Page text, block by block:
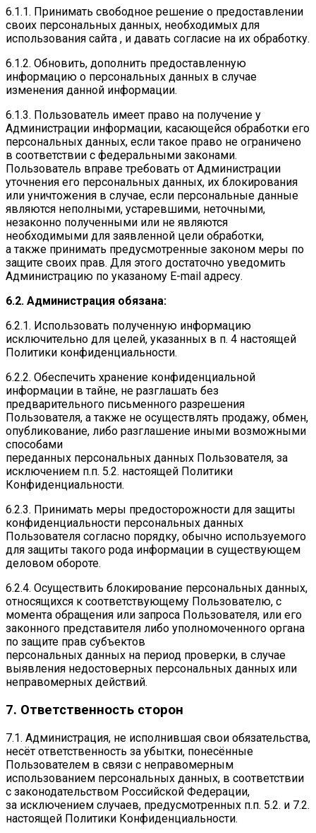
6.1.1. Принимать свободное решение о предоставлении
своих персональных данных, необходимых для
использования сайта , и давать согласие на их обработку.
6.1.2. Обновить, дополнить предоставленную
информацию о персональных данных в случае
изменения данной информации.
6.1.3. Пользователь имеет право на получение у
Администрации информации, касающейся обработки его
персональных данных, если такое право не ограничено
в соответствии с федеральными законами.
Пользователь вправе требовать от Администрации
уточнения его персональных данных, их блокирования
или уничтожения в случае, если персональные данные
являются неполными, устаревшими, неточными,
незаконно полученными или не являются
необходимыми для заявленной цели обработки,
а также принимать предусмотренные законом меры по
защите своих прав. Для этого достаточно уведомить
Администрацию по указаному E-mail адресу.
6.2. Администрация обязана:
6.2.1. Использовать полученную информацию
исключительно для целей, указанных в п. 4 настоящей
Политики конфиденциальности.
6.2.2. Обеспечить хранение конфиденциальной
информации в тайне, не разглашать без
предварительного письменного разрешения
Пользователя, а также не осуществлять продажу, обмен,
опубликование, либо разглашение иными возможными
способами
переданных персональных данных Пользователя, за
исключением п.п. 5.2. настоящей Политики
Конфиденциальности.
6.2.3. Принимать меры предосторожности для защиты
конфиденциальности персональных данных
Пользователя согласно порядку, обычно используемого
для защиты такого рода информации в существующем
деловом обороте.
6.2.4. Осуществить блокирование персональных данных,
относящихся к соответствующему Пользователю, с
момента обращения или запроса Пользователя, или его
законного представителя либо уполномоченного органа
по защите прав субъектов
персональных данных на период проверки, в случае
выявления недостоверных персональных данных или
неправомерных действий.
7. Ответственность сторон
7.1. Администрация, не исполнившая свои обязательства,
несёт ответственность за убытки, понесённые
Пользователем в связи с неправомерным
использованием персональных данных, в соответствии
с законодательством Российской Федерации,
за исключением случаев, предусмотренных п.п. 5.2. и 7.2.
настоящей Политики Конфиденциальности.